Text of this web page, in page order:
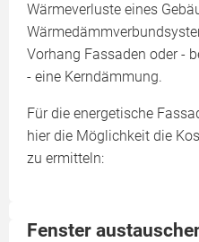
Wärmeverluste eines
Vorhang Fassaden oder -
- eine Kerndämmung.
Für die energetische
hier die Möglichkeit die
zu ermitteln:
Fenster